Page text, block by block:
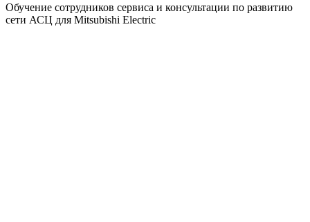
Обучение сотрудников сервиса и консультации по развитию
сети АСЦ для Mitsubishi Electric